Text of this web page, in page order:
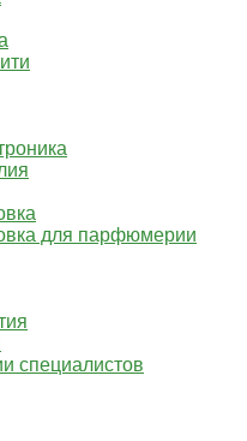
для парфюмерии
специалистов